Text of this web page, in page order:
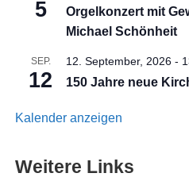
5
Orgelkonzert mit
Michael Schönheit
SEP.
12
12. September, 2026 -
150 Jahre neue
Kalender anzeigen
Weitere Links